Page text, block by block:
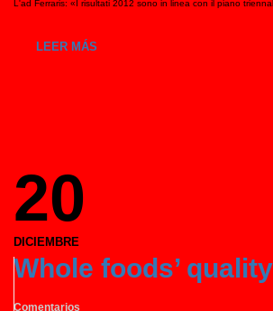
L'ad Ferraris: «I risultati 2012 sono in linea con il piano
LEER MÁS
20
DICIEMBRE
Whole foods’
Comentarios